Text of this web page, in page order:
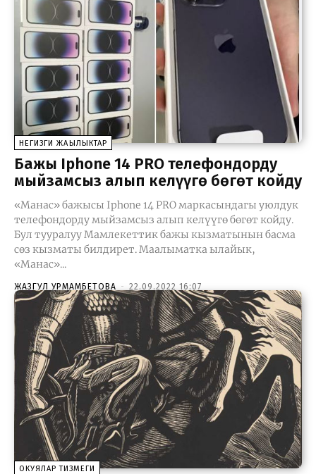
НЕГИЗГИ ЖАҢЫЛЫКТАР
Бажы Iphone 14 PRO телефондорду
мыйзамсыз алып келүүгө бөгөт койду
«Манас» бажысы Iphone 14 PRO маркасындагы уюлдук
телефондорду мыйзамсыз алып келүүгө бөгөт койду.
Бул тууралуу Мамлекеттик бажы кызматынын басма
сөз кызматы билдирет. Маалыматка ылайык,
«Манас»...
ЖАЗГУЛ УРМАМБЕТОВА - 22.09.2022 16:07
ОКУЯЛАР ТИЗМЕГИ